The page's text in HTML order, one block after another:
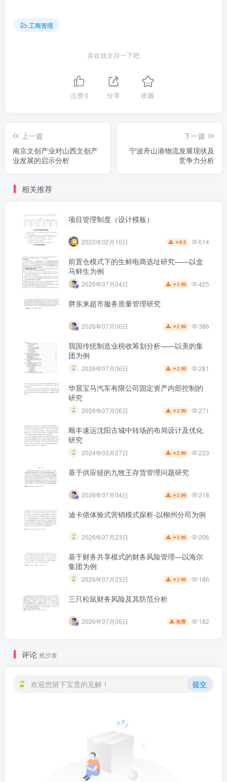
工商管理
喜欢就支持一下吧
点赞0 分享 收藏
上一篇
南京文创产业对山西文创产
业发展的启示分析
下一篇
宁波舟山港物流发展现状及
竞争力分析
相关推荐
项目管理制度（设计模板）
2022年02月10日 ￥8.8 614
前置仓模式下的生鲜电商选址研究——以盒
马鲜生为例
2026年07月04日 ￥2.99 425
胖东来超市服务质量管理研究
2026年07月06日 ￥2.99 386
我国传统制造业税收筹划分析——以美的集
团为例
2026年07月06日 ￥2.99 281
华晨宝马汽车有限公司固定资产内部控制的
研究
2026年07月06日 ￥2.99 271
顺丰速运沈阳古城中转场的布局设计及优化
研究
2024年03月27日 ￥2.99 223
基于供应链的九牧王存货管理问题研究
2026年07月04日 ￥2.99 218
迪卡侬体验式营销模式探析-以柳州分司为例
2026年07月23日 ￥2.99 206
基于财务共享模式的财务风险管理—以海尔
集团为例
2026年07月23日 ￥2.99 186
三只松鼠财务风险及其防范分析
2026年07月06日 免费 182
评论 抢沙发
欢迎您留下宝贵的见解！ 提交